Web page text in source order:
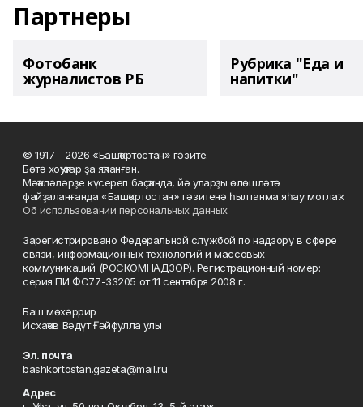
Партнеры
Фотобанк
журналистов РБ
Рубрика "Еда и
напитки"
© 1917 - 2026 «Башҡортостан» гәзите.
Бөтә хоҡуҡтар ҙа яҡланған.
Мәҡәләләрҙе күсереп баҫҡанда, йә уларҙы өлөшләтә
файҙаланғанда «Башҡортостан» гәзитенә һылтанма яһау мотлаҡ.
Об использовании персональных данных
Зарегистрировано Федеральной службой по надзору в сфере
связи, информационных технологий и массовых
коммуникаций (РОСКОМНАДЗОР). Регистрационный номер:
серия ПИ ФС77-33205 от 11 сентября 2008 г.
Баш мөхәррир
Исхаҡов Вәдүт Ғәйфулла улы
Эл. почта
bashkortostan.gazeta@mail.ru
Адрес